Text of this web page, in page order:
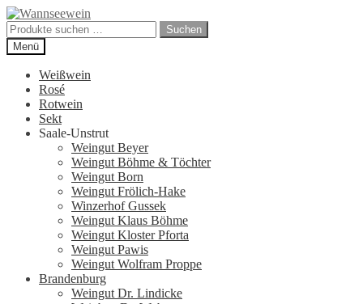
Zur
Navigation
springen
Zum
Inhalt
springen
Suchen
nach:
Suchen
Menü
Weißwein
Rosé
Rotwein
Sekt
Saale-Unstrut
Weingut Beyer
Weingut Böhme & Töchter
Weingut Born
Weingut Frölich-Hake
Winzerhof Gussek
Weingut Klaus Böhme
Weingut Kloster Pforta
Weingut Pawis
Weingut Wolfram Proppe
Brandenburg
Weingut Dr. Lindicke